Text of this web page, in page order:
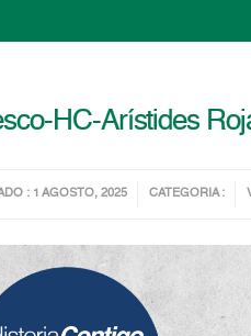
HC-Arístides
: 1 AGOSTO, 2025 CATEGORIA :